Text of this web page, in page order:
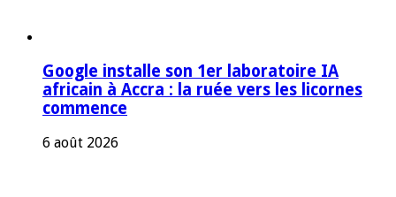
Google installe son 1er laboratoire IA
africain à Accra : la ruée vers les licornes
commence
6 août 2026